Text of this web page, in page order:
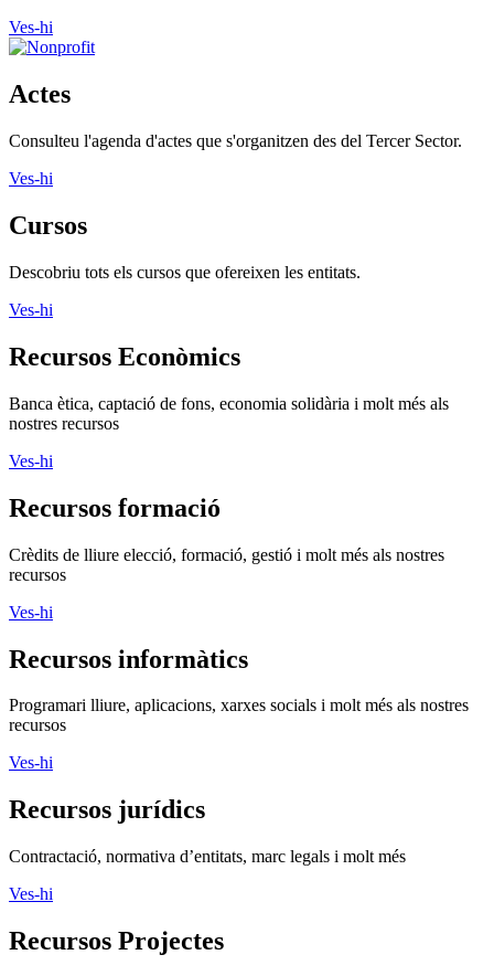
Ves-hi
Actes
Consulteu l'agenda d'actes que s'organitzen des del Tercer Sector.
Ves-hi
Cursos
Descobriu tots els cursos que ofereixen les entitats.
Ves-hi
Recursos Econòmics
Banca ètica, captació de fons, economia solidària i molt més als
nostres recursos
Ves-hi
Recursos formació
Crèdits de lliure elecció, formació, gestió i molt més als nostres
recursos
Ves-hi
Recursos informàtics
Programari lliure, aplicacions, xarxes socials i molt més als nostres
recursos
Ves-hi
Recursos jurídics
Contractació, normativa d’entitats, marc legals i molt més
Ves-hi
Recursos Projectes